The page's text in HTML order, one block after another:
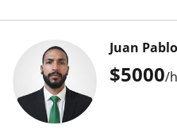
$5000/h
Juan Pablo